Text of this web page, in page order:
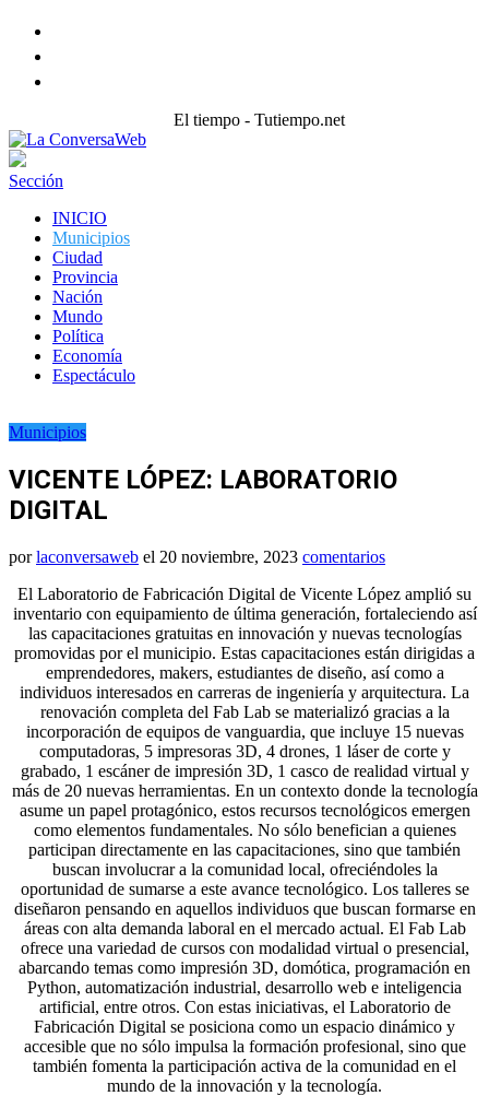
El tiempo - Tutiempo.net
Sección
INICIO
Municipios
Ciudad
Provincia
Nación
Mundo
Política
Economía
Espectáculo
Municipios
VICENTE LÓPEZ: LABORATORIO
DIGITAL
porlaconversaweb el 20 noviembre, 2023 comentarios
El Laboratorio de Fabricación Digital de Vicente López amplió su
inventario con equipamiento de última generación, fortaleciendo así
las capacitaciones gratuitas en innovación y nuevas tecnologías
promovidas por el municipio. Estas capacitaciones están dirigidas a
emprendedores, makers, estudiantes de diseño, así como a
individuos interesados en carreras de ingeniería y arquitectura. La
renovación completa del Fab Lab se materializó gracias a la
incorporación de equipos de vanguardia, que incluye 15 nuevas
computadoras, 5 impresoras 3D, 4 drones, 1 láser de corte y
grabado, 1 escáner de impresión 3D, 1 casco de realidad virtual y
más de 20 nuevas herramientas. En un contexto donde la tecnología
asume un papel protagónico, estos recursos tecnológicos emergen
como elementos fundamentales. No sólo benefician a quienes
participan directamente en las capacitaciones, sino que también
buscan involucrar a la comunidad local, ofreciéndoles la
oportunidad de sumarse a este avance tecnológico. Los talleres se
diseñaron pensando en aquellos individuos que buscan formarse en
áreas con alta demanda laboral en el mercado actual. El Fab Lab
ofrece una variedad de cursos con modalidad virtual o presencial,
abarcando temas como impresión 3D, domótica, programación en
Python, automatización industrial, desarrollo web e inteligencia
artificial, entre otros. Con estas iniciativas, el Laboratorio de
Fabricación Digital se posiciona como un espacio dinámico y
accesible que no sólo impulsa la formación profesional, sino que
también fomenta la participación activa de la comunidad en el
mundo de la innovación y la tecnología.